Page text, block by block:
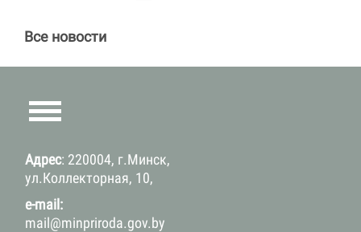
Все новости
Адрес: 220004, г.Минск,
ул.Коллекторная, 10,
e-mail:
mail@minpriroda.gov.by